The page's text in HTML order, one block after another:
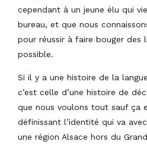
cependant à un jeune élu qui
bureau, et que nous
pour réussir à faire bouger des
possible.
Si il y a une histoire de la
c’est celle d’une histoire de
que nous voulons tout sauf ça
définissant l’identité qui va
une région Alsace hors du